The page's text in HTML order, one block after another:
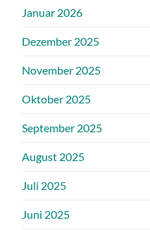
Januar 2026
Dezember 2025
November 2025
Oktober 2025
September 2025
August 2025
Juli 2025
Juni 2025